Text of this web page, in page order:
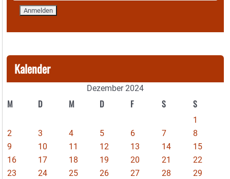
Kalender
Dezember 2024
M D M D F S S
1
2
3 4 5 6 7
8
9
10 11 12 13 14
15
16
17 18 19 20 21
22
23
24 25 26 27 28
29